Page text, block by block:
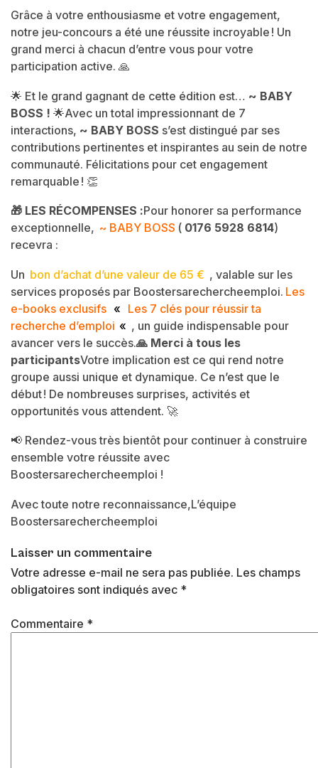
Grâce à votre enthousiasme et votre engagement,
notre jeu-concours a été une réussite incroyable ! Un
grand merci à chacun d’entre vous pour votre
participation active. 🙏
🌟 Et le grand gagnant de cette édition est… ~ BABY
BOSS ! 🌟Avec un total impressionnant de 7
interactions, ~ BABY BOSS s’est distingué par ses
contributions pertinentes et inspirantes au sein de notre
communauté. Félicitations pour cet engagement
remarquable ! 👏
🎁 LES RÉCOMPENSES :Pour honorer sa performance
exceptionnelle, ~ BABY BOSS ( 0176 5928 6814)
recevra :
Un bon d’achat d’une valeur de 65 € , valable sur les
services proposés par Boostersarechercheemploi. Les
e-books exclusifs « Les 7 clés pour réussir ta
recherche d’emploi « , un guide indispensable pour
avancer vers le succès.🙏 Merci à tous les
participantsVotre implication est ce qui rend notre
groupe aussi unique et dynamique. Ce n’est que le
début ! De nombreuses surprises, activités et
opportunités vous attendent. 🚀
📢 Rendez-vous très bientôt pour continuer à construire
ensemble votre réussite avec
Boostersarechercheemploi !
Avec toute notre reconnaissance,L’équipe
Boostersarechercheemploi
Laisser un commentaire
Votre adresse e-mail ne sera pas publiée. Les champs
obligatoires sont indiqués avec *
Commentaire *